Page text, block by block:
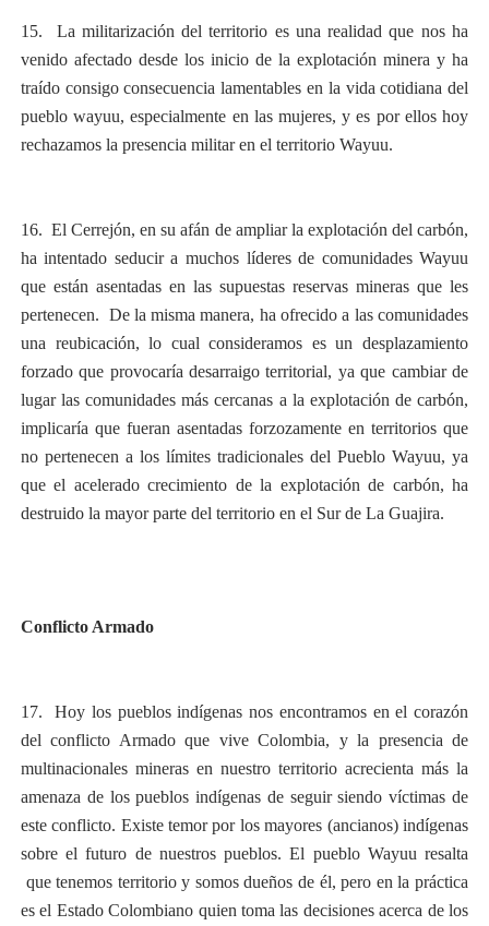
15. La militarización del territorio es una realidad que nos ha
venido afectado desde los inicio de la explotación minera y ha
traído consigo consecuencia lamentables en la vida cotidiana del
pueblo wayuu, especialmente en las mujeres, y es por ellos hoy
rechazamos la presencia militar en el territorio Wayuu.
16. El Cerrejón, en su afán de ampliar la explotación del carbón,
ha intentado seducir a muchos líderes de comunidades Wayuu
que están asentadas en las supuestas reservas mineras que les
pertenecen. De la misma manera, ha ofrecido a las comunidades
una reubicación, lo cual consideramos es un desplazamiento
forzado que provocaría desarraigo territorial, ya que cambiar de
lugar las comunidades más cercanas a la explotación de carbón,
implicaría que fueran asentadas forzozamente en territorios que
no pertenecen a los límites tradicionales del Pueblo Wayuu, ya
que el acelerado crecimiento de la explotación de carbón, ha
destruido la mayor parte del territorio en el Sur de La Guajira.
Conflicto Armado
17. Hoy los pueblos indígenas nos encontramos en el corazón
del conflicto Armado que vive Colombia, y la presencia de
multinacionales mineras en nuestro territorio acrecienta más la
amenaza de los pueblos indígenas de seguir siendo víctimas de
este conflicto. Existe temor por los mayores (ancianos) indígenas
sobre el futuro de nuestros pueblos. El pueblo Wayuu resalta
que tenemos territorio y somos dueños de él, pero en la práctica
es el Estado Colombiano quien toma las decisiones acerca de los